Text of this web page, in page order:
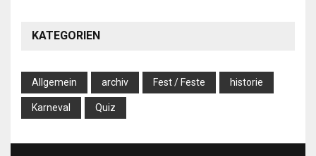
KATEGORIEN
Allgemein archiv Fest / Feste historie
Karneval Quiz